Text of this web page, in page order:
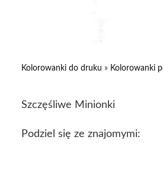
Kolorowanki do druku » Kolorowanki
Szczęśliwe Minionki
Podziel się ze znajomymi: